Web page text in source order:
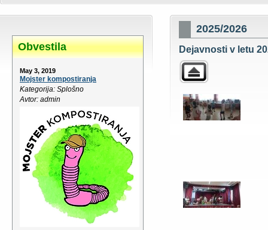
Obvestila
May 3, 2019
Mojster kompostiranja
Kategorija: Splošno
Avtor: admin
2025/2026
Dejavnosti v letu